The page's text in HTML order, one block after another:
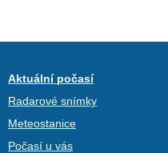
Aktuální počasí
Radarové snímky
Meteostanice
Počasí u vás